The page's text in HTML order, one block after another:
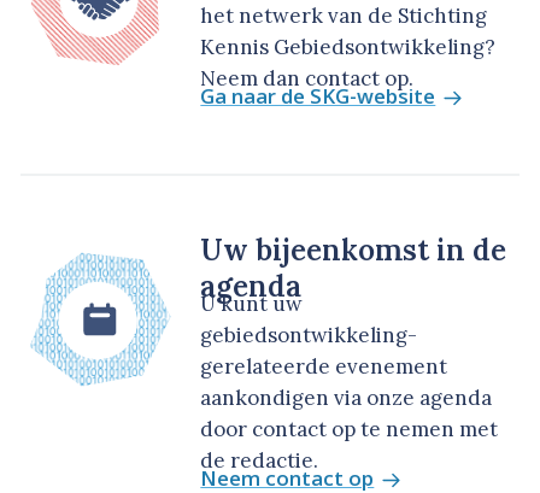
het netwerk van de Stichting
Kennis Gebiedsontwikkeling?
Neem dan contact op.
Ga naar de SKG-website
Uw bijeenkomst in de
agenda
U kunt uw
gebiedsontwikkeling-
gerelateerde evenement
aankondigen via onze agenda
door contact op te nemen met
de redactie.
Neem contact op